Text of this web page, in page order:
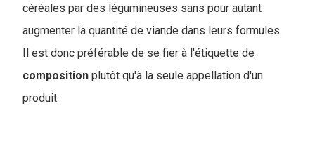
céréales par des légumineuses sans pour autant
augmenter la quantité de viande dans leurs formules.
Il est donc préférable de se fier à l'étiquette de
composition plutôt qu'à la seule appellation d'un
produit.